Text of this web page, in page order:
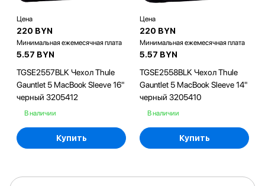
Цена
220 BYN
Минимальная ежемесячная плата
5.57 BYN
TGSE2557BLK Чехол Thule
Gauntlet 5 MacBook Sleeve 16"
черный 3205412
В наличии
Купить
Цена
220 BYN
Минимальная ежемесячная плата
5.57 BYN
TGSE2558BLK Чехол Thule
Gauntlet 5 MacBook Sleeve 14"
черный 3205410
В наличии
Купить